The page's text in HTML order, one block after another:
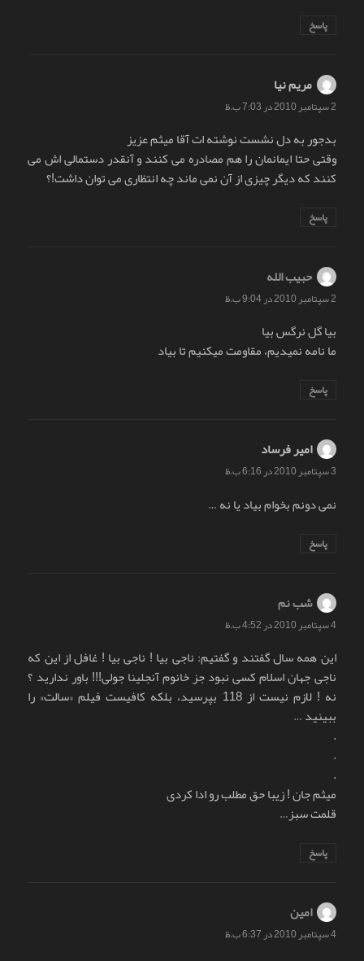
پاسخ
مریم نیا
2 سپتامبر 2010 در 7:03 ب.ظ
بدجور به دل نشست نوشته ات آقا میثم عزیز
وقتی حتا ایمانمان را هم مصادره می کنند و آنقدر دستمالی اش می
کنند که دیگر چیزی از آن نمی ماند چه انتظاری می توان داشت!؟
پاسخ
حبيب الله
2 سپتامبر 2010 در 9:04 ب.ظ
بيا گل نرگس بيا
ما نامه نميديم، مقاومت ميكنيم تا بياد
پاسخ
امیر فرساد
3 سپتامبر 2010 در 6:16 ب.ظ
نمی دونم بخوام بیاد یا نه …
پاسخ
شب نم
4 سپتامبر 2010 در 4:52 ب.ظ
این همه سال گفتند و گفتیم: ناجی بیا ! ناجی بیا ! غافل از این که
ناجی جهان اسلام کسی نبود جز خانوم آنجلینا جولی!!! باور ندارید ؟
نه ! لازم نیست از 118 بپرسید، بلکه کافیست فیلم «سالت» را
ببینید …
.
.
.
میثم جان ! زیبا حق مطلب رو ادا کردی
قلمت سبز…
پاسخ
امين
4 سپتامبر 2010 در 6:37 ب.ظ